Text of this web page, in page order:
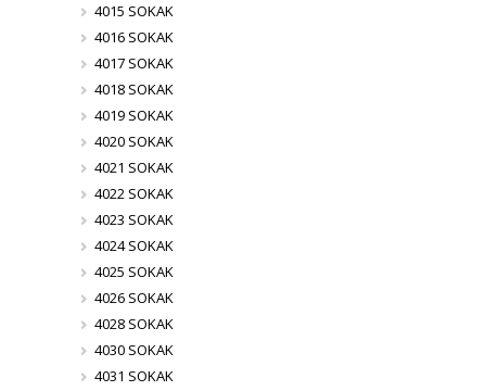
4015 SOKAK
4016 SOKAK
4017 SOKAK
4018 SOKAK
4019 SOKAK
4020 SOKAK
4021 SOKAK
4022 SOKAK
4023 SOKAK
4024 SOKAK
4025 SOKAK
4026 SOKAK
4028 SOKAK
4030 SOKAK
4031 SOKAK